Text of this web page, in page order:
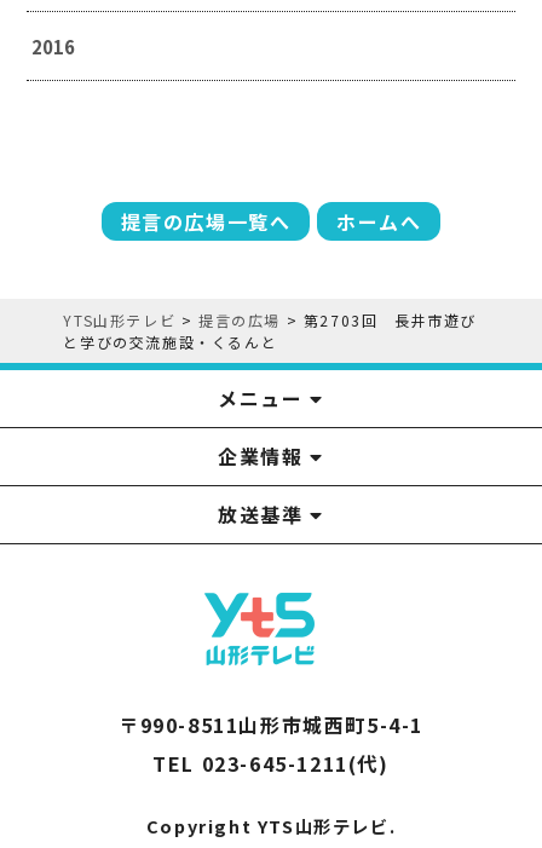
2016
提言の広場一覧へ ホームへ
YTS山形テレビ >提言の広場 > 第2703回 長井市遊び
と学びの交流施設・くるんと
メニュー
YTSニュース
番組
アナウンサー
プレゼント
イベント
みるるん星人
YTS見学ツアー
番組表
お問い合わせ
企業情報
企業情報
役員構成
YTS山形テレビ SDGs 宣言
採用情報
山形テレビ人権方針
山形テレビ国民保護業務計画提出文
個人情報基本方針
情報セキュリティ基本方針
視聴データの取扱いについて
系列局一覧
中継局一覧
放送基準
〒990-8511山形市城西町5-4-1
TEL 023-645-1211(代)
Copyright YTS山形テレビ.